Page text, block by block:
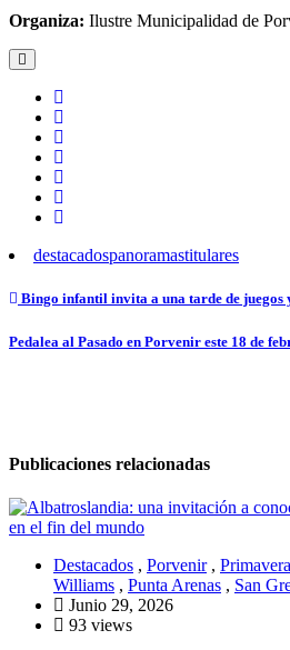
Organiza: Ilustre Municipalidad de
destacadospanoramastitulares
Navegación
de
Bingo infantil invita a una tarde de juegos
Pedalea al Pasado en Porvenir este 18 de
Publicaciones relacionadas
Destacados , Porvenir, Primavera
Williams , Punta Arenas , San
Junio 29, 2026
93 views